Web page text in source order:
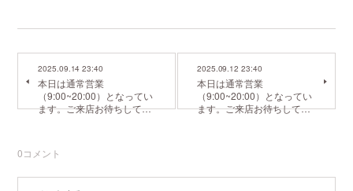
2025.09.14 23:40
本日は通常営業
（9:00~20:00）となってい
ます。ご来店お待ちして…
2025.09.12 23:40
本日は通常営業
（9:00~20:00）となってい
ます。ご来店お待ちして…
0コメント